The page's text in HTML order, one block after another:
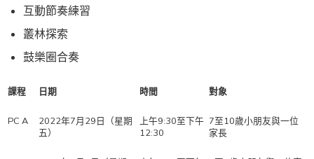
互動節奏練習
叢林探索
鼓樂圈合奏
課程 日期 時間 對象
PC A
2022年7月29日（星期
五）
上午9:30至下午
12:30
7至10歲小朋友與一位
家長